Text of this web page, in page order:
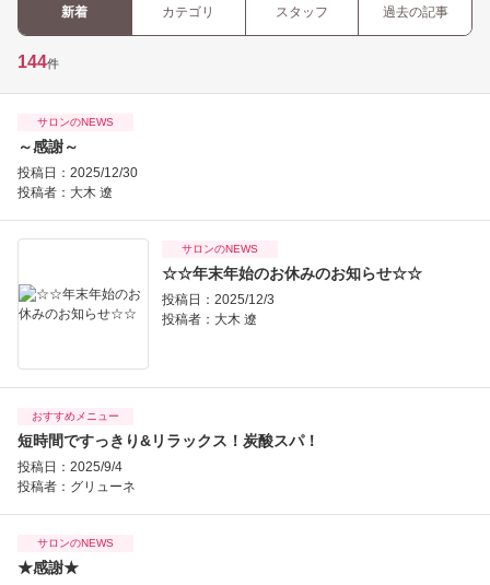
新着 カテゴリ スタッフ 過去の記事
144件
サロンのNEWS
～感謝～
投稿日：2025/12/30
投稿者： 大木 遼
サロンのNEWS
☆☆年末年始のお休みのお知らせ☆☆
投稿日：2025/12/3
投稿者： 大木 遼
おすすめメニュー
短時間ですっきり&リラックス！炭酸スパ！
投稿日：2025/9/4
投稿者： グリューネ
サロンのNEWS
★感謝★